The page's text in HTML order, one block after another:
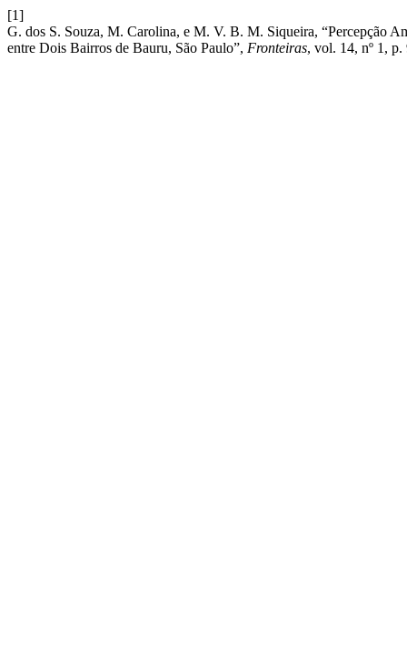
[1]
G. dos S. Souza, M. Carolina, e M. V. B. M. Siqueira, “Percepção
entre Dois Bairros de Bauru, São Paulo”, Fronteiras, vol. 14, nº 1,